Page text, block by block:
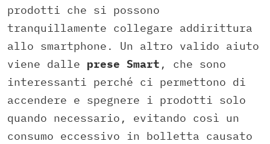
prodotti che si possono
tranquillamente collegare addirittura
allo smartphone. Un altro valido aiuto
viene dalle prese Smart , che sono
interessanti perché ci permettono di
accendere e spegnere i prodotti solo
quando necessario, evitando così un
consumo eccessivo in bolletta causato